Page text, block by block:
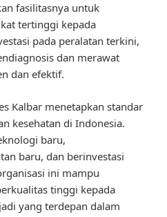
fasilitasnya untuk
tertinggi kepada
pada peralatan terkini,
dan merawat
dan efektif.
Kalbar menetapkan standar
kesehatan di Indonesia.
baru,
baru, dan berinvestasi
ini mampu
tinggi kepada
yang terdepan dalam